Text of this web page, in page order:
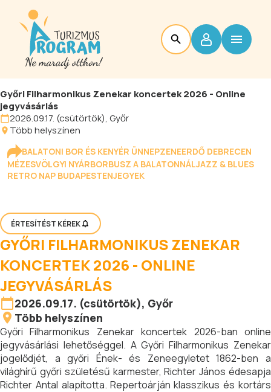
Győri Filharmonikus Zenekar koncertek 2026 - Online
jegyvásárlás
2026.09.17. (csütörtök), Győr
Több helyszínen
BALATONI BOR ÉS KENYÉR ÜNNEPZENEERDŐ DEBRECEN
MÉZESVÖLGYI NYÁRBORBUSZ A BALATONNÁLJAZZ & BLUES
RETRO NAP BUDAPESTENJEGYEK
ÉRTESÍTÉST KÉREK
GYŐRI FILHARMONIKUS ZENEKAR
KONCERTEK 2026 - ONLINE
JEGYVÁSÁRLÁS
2026.09.17. (csütörtök), Győr
Több helyszínen
Győri Filharmonikus Zenekar koncertek 2026-ban online
jegyvásárlási lehetőséggel. A Győri Filharmonikus Zenekar
jogelődjét, a győri Ének- és Zeneegyletet 1862-ben a
világhírű győri születésű karmester, Richter János édesapja
Richter Antal alapította. Repertoárján klasszikus és kortárs